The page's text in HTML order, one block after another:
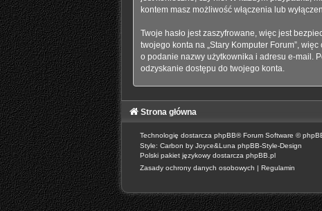
kontem masz możliwość włączenia lub
Twoje hasło jest zaszyfrowane, więc jest
twojego konta na „Stary Komputer Forum”,
o podanie nazwy użytkownika i adresu e-mail.
odzyskanie dostępu do twojego konta.
Strona główna
Technologię dostarcza phpBB® Forum Software ©
Style: Carbon by Joyce&Luna phpBB-Style-Design
Polski pakiet językowy dostarcza phpBB.pl
Zasady ochrony danych osobowych | Regulamin